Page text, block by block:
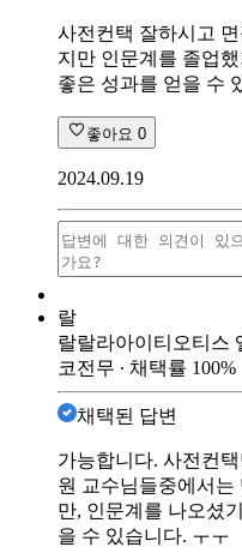
사전컨택 잘하시고
지만 인문계를 졸업
좋은 성과를 얻을 수
좋아요 0
2024.09.19
랄
랄랄라아이티 오티스
코전무 ∙ 채택률 100%
채택된 답변
가능합니다. 사전컨
원 교수님들중에서
만, 인문계를 나오셨
을 수 있습니다. ㅜㅜ